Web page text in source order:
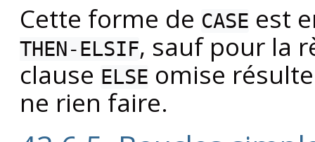
Cette forme de CASE est
THEN-ELSIF, sauf pour la
clause ELSE omise
ne rien faire.